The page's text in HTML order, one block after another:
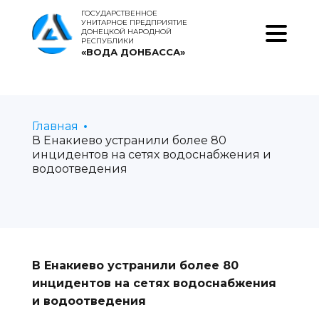
ГОСУДАРСТВЕННОЕ
УНИТАРНОЕ ПРЕДПРИЯТИЕ
ДОНЕЦКОЙ НАРОДНОЙ
РЕСПУБЛИКИ
«ВОДА ДОНБАССА»
Главная
В Енакиево устранили более 80
инцидентов на сетях водоснабжения и
водоотведения
В Енакиево устранили более 80
инцидентов на сетях водоснабжения
и водоотведения